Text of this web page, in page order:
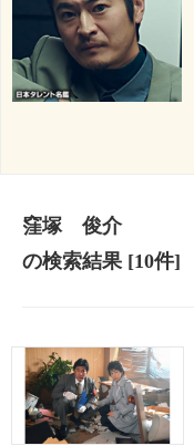
窪塚 俊介
の検索結果[10件]